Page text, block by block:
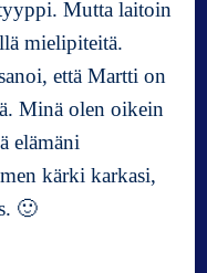
Mutta laitoin
mielipiteitä.
että Martti on
Minä olen oikein
elämäni
kärki karkasi,
🙂